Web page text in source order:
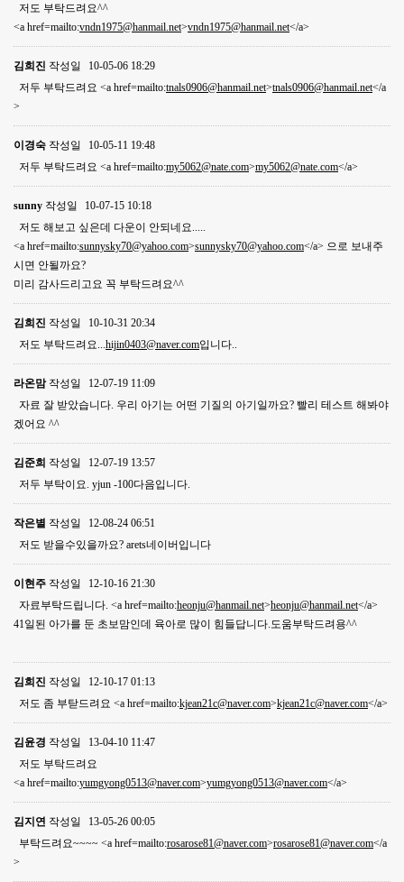
저도 부탁드려요^^
<a href=mailto:vndn1975@hanmail.net>vndn1975@hanmail.net</a>
김희진 작성일
10-05-06 18:29
저두 부탁드려요 <a href=mailto:tnals0906@hanmail.net>tnals0906@hanmail.net</a
>
이경숙 작성일
10-05-11 19:48
저두 부탁드려요 <a href=mailto:my5062@nate.com>my5062@nate.com</a>
sunny 작성일
10-07-15 10:18
저도 해보고 싶은데 다운이 안되네요.....
<a href=mailto:sunnysky70@yahoo.com>sunnysky70@yahoo.com</a> 으로 보내주
시면 안될까요?
미리 감사드리고요 꼭 부탁드려요^^
김희진 작성일
10-10-31 20:34
저도 부탁드려요... hijin0403@naver.com입니다..
라온맘 작성일
12-07-19 11:09
자료 잘 받았습니다. 우리 아기는 어떤 기질의 아기일까요? 빨리 테스트 해봐야
겠어요 ^^
김준희 작성일
12-07-19 13:57
저두 부탁이요. yjun -100다음입니다.
작은별 작성일
12-08-24 06:51
저도 받을수있을까요? arets네이버입니다
이현주 작성일
12-10-16 21:30
자료부탁드립니다. <a href=mailto:heonju@hanmail.net>heonju@hanmail.net</a>
41일된 아가를 둔 초보맘인데 육아로 많이 힘들답니다.도움부탁드려용^^
김희진 작성일
12-10-17 01:13
저도 좀 부탇드려요 <a href=mailto:kjean21c@naver.com>kjean21c@naver.com</a>
김윤경 작성일
13-04-10 11:47
저도 부탁드려요
<a href=mailto:yumgyong0513@naver.com>yumgyong0513@naver.com</a>
김지연 작성일
13-05-26 00:05
부탁드려요~~~~ <a href=mailto:rosarose81@naver.com>rosarose81@naver.com</a
>